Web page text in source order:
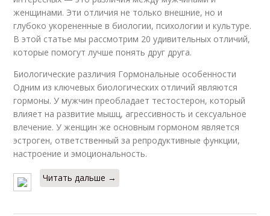
женщинами. Эти отличия не только внешние, но и
глубоко укорененные в биологии, психологии и культуре.
В этой статье мы рассмотрим 20 удивительных отличий,
которые помогут лучше понять друг друга.
Биологические различия Гормональные особенности
Одним из ключевых биологических отличий являются
гормоны. У мужчин преобладает тестостерон, который
влияет на развитие мышц, агрессивность и сексуальное
влечение. У женщин же основным гормоном является
эстроген, ответственный за репродуктивные функции,
настроение и эмоциональность.
Читать дальше →